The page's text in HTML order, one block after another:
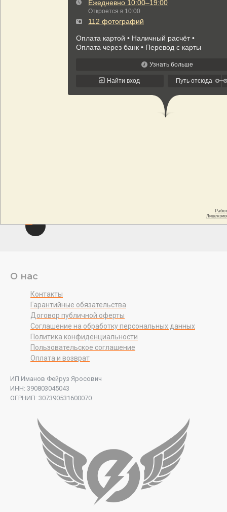
О нас
Контакты
Гарантийные обязательства
Договор публичной оферты
Соглашение на обработку персональных данных
Политика конфиденциальности
Пользовательское соглашение
Оплата и возврат
ИП Иманов Фейруз Яросович
ИНН: 390803045043
ОГРНИП: 307390531600070